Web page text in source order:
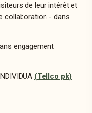
de leur intérêt et
collaboration - dans
engagement
(Tellco pk)